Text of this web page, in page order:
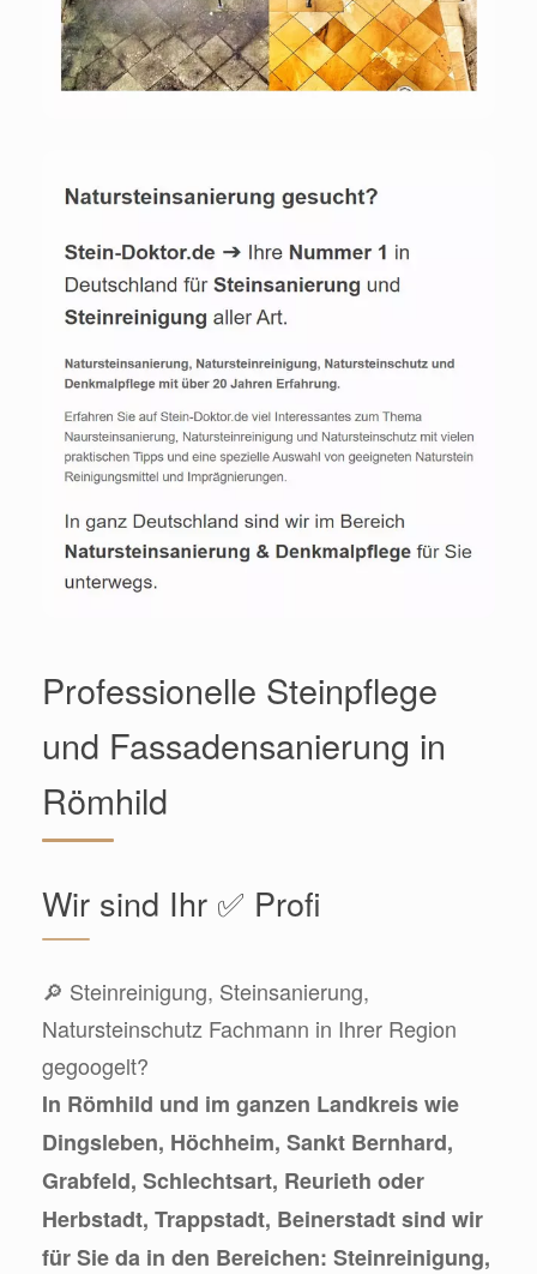
Professionelle Steinpflege
und Fassadensanierung in
Römhild
Wir sind Ihr ✅ Profi
🔎 Steinreinigung, Steinsanierung,
Natursteinschutz Fachmann in Ihrer Region
gegoogelt?
In Römhild und im ganzen Landkreis wie
Dingsleben, Höchheim, Sankt Bernhard,
Grabfeld, Schlechtsart, Reurieth oder
Herbstadt, Trappstadt, Beinerstadt sind wir
für Sie da in den Bereichen: Steinreinigung,